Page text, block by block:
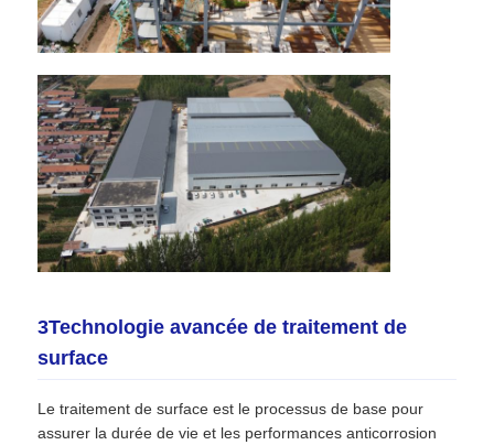
3Technologie avancée de traitement de
surface
Le traitement de surface est le processus de base pour
assurer la durée de vie et les performances anticorrosion